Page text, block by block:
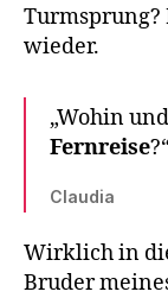
Turmsprung?
wieder.
„Wohin
Fernreise
Claudia
Wirklich in
Bruder